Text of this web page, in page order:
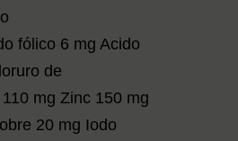
fólico 6 mg Acido
de
mg Zinc 150 mg
20 mg Iodo